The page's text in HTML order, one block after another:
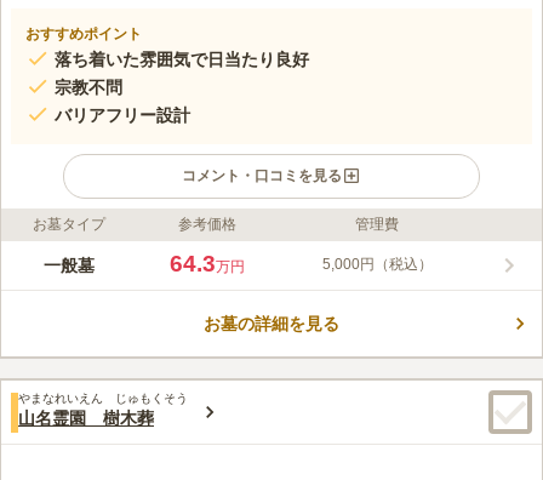
おすすめポイント
落ち着いた雰囲気で日当たり良好
宗教不問
バリアフリー設計
コメント・口コミを見る
ライフドット編集部のコメント
高崎市の住宅街近くにある、民営の宗教不問で利用できる霊園
す。清里前原公園近くにあり、落ち着いた雰囲気で、ゆったりと
い方や段差が気になる方でも安心してお墓参りすることができま
す。子ども連れやベビーカー利用の方も安心です。
口コミ評価
この霊園はまだ誰からも評価されていません。
お墓タイプ 参考価格 管理費
一般墓 64.3万円 5,000円（税込）
お墓の詳細を見る
やまなれいえん じゅもくそう
山名霊園 樹木葬